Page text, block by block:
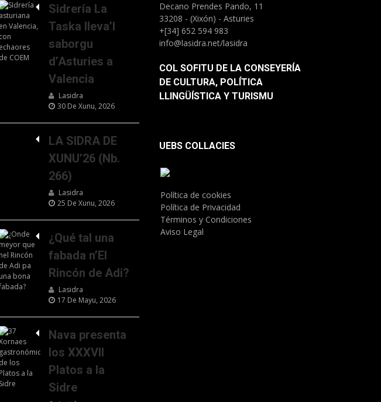
Sidrería La
Taska lleva’l
saborgu
d’Asturies a
Valencia
Lasidra
30 De Xunu, 2026
LA SIDRA DE
XUNU’26 (Nb.
266)
Lasidra
25 De Xunu, 2026
¿Qué tal una
fabada n’El
Rincón de Adi?
Lasidra
17 De Mayu, 2026
Nava presenta
los XXXVII
Platos a la
Sidre
Decano Prendes Pando, 11
33208 - (Xixón) - Asturies
+[34] 652 594 983
info@lasidra.net/lasidra
COL SOFITU DE LA CONSEYERÍA
DE CULTURA, POLÍTICA
LLINGÜÍSTICA Y TURISMU
UEBS COLLACIES
Política de cookies
Política de Privacidad
Términos y Condiciones
Aviso Legal